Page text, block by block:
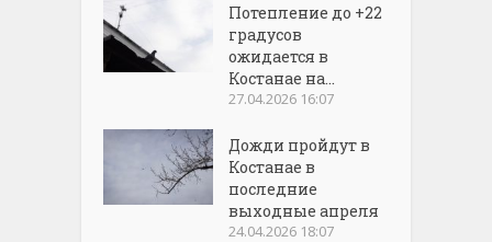
Потепление до +22
градусов
ожидается в
Костанае на...
27.04.2026 16:07
Дожди пройдут в
Костанае в
последние
выходные апреля
24.04.2026 18:07